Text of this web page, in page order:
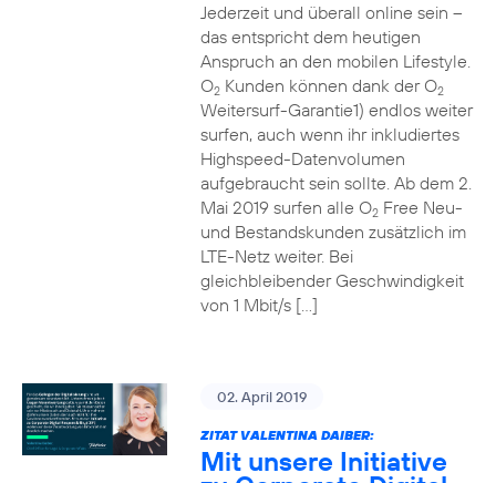
Jederzeit und überall online sein –
das entspricht dem heutigen
Anspruch an den mobilen Lifestyle.
O2Kunden können dank der O2
Weitersurf-Garantie1) endlos weiter
surfen, auch wenn ihr inkludiertes
Highspeed-Datenvolumen
aufgebraucht sein sollte. Ab dem 2.
Mai 2019 surfen alle O2Free Neu-
und Bestandskunden zusätzlich im
LTE-Netz weiter. Bei
gleichbleibender Geschwindigkeit
von 1 Mbit/s […]
02. April 2019
ZITAT VALENTINA DAIBER:
Mit unsere Initiative